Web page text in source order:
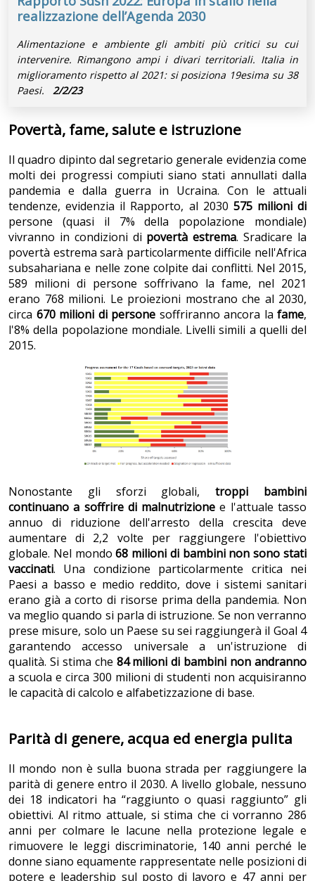
realizzazione dell’Agenda 2030
Alimentazione e ambiente gli ambiti più critici su cui
intervenire. Rimangono ampi i divari territoriali. Italia in
miglioramento rispetto al 2021: si posiziona 19esima su 38
Paesi. 2/2/23
Povertà, fame, salute e istruzione
Il quadro dipinto dal segretario generale evidenzia come
molti dei progressi compiuti siano stati annullati dalla
pandemia e dalla guerra in Ucraina. Con le attuali
tendenze, evidenzia il Rapporto, al 2030 575 milioni di
persone (quasi il 7% della popolazione mondiale)
vivranno in condizioni di povertà estrema. Sradicare la
povertà estrema sarà particolarmente difficile nell'Africa
subsahariana e nelle zone colpite dai conflitti. Nel 2015,
589 milioni di persone soffrivano la fame, nel 2021
erano 768 milioni. Le proiezioni mostrano che al 2030,
circa 670 milioni di persone soffriranno ancora la fame,
l'8% della popolazione mondiale. Livelli simili a quelli del
2015.
Nonostante gli sforzi globali,troppi bambini
continuano a soffrire di malnutrizione e l'attuale tasso
annuo di riduzione dell'arresto della crescita deve
aumentare di 2,2 volte per raggiungere l'obiettivo
globale. Nel mondo68 milioni di bambini non sono stati
vaccinati. Una condizione particolarmente critica nei
Paesi a basso e medio reddito, dove i sistemi sanitari
erano già a corto di risorse prima della pandemia. Non
va meglio quando si parla di istruzione. Se non verranno
prese misure, solo un Paese su sei raggiungerà il Goal 4
garantendo accesso universale a un'istruzione di
qualità. Si stima che 84 milioni di bambini non andranno
a scuola e circa 300 milioni di studenti non acquisiranno
le capacità di calcolo e alfabetizzazione di base.
Parità di genere, acqua ed energia pulita
Il mondo non è sulla buona strada per raggiungere la
parità di genere entro il 2030. A livello globale, nessuno
dei 18 indicatori ha “raggiunto o quasi raggiunto” gli
obiettivi. Al ritmo attuale, si stima che ci vorranno 286
anni per colmare le lacune nella protezione legale e
rimuovere le leggi discriminatorie, 140 anni perché le
donne siano equamente rappresentate nelle posizioni di
potere e leadership sul posto di lavoro e 47 anni per